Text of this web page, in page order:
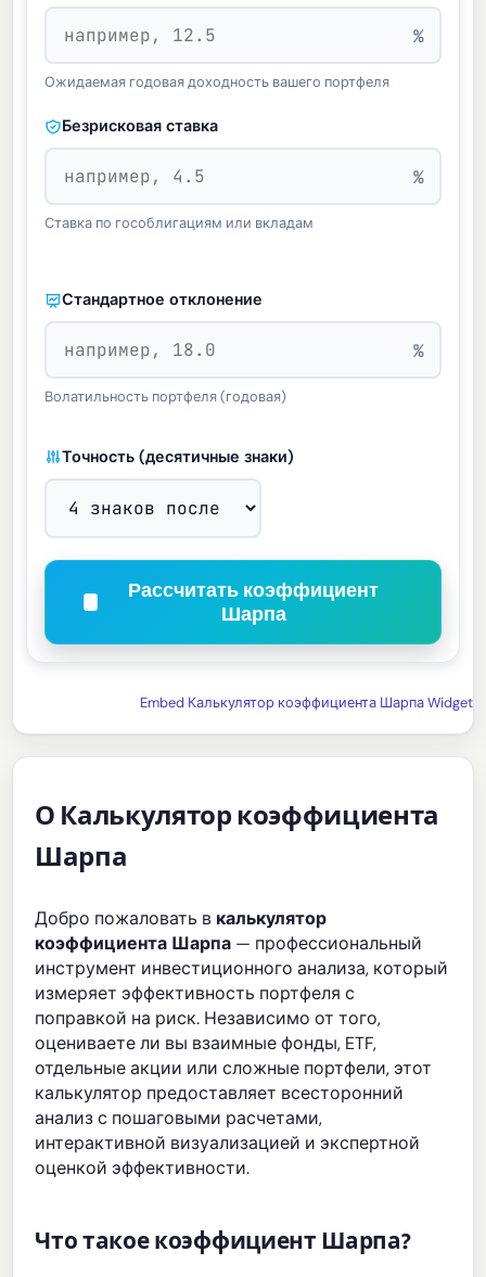
%
Ожидаемая годовая доходность вашего портфеля
Безрисковая ставка
%
Ставка по гособлигациям или вкладам
Стандартное отклонение
%
Волатильность портфеля (годовая)
Точность (десятичные знаки)
Рассчитать коэффициент
Шарпа
Embed Калькулятор коэффициента Шарпа Widget
О Калькулятор коэффициента
Шарпа
Добро пожаловать в калькулятор
коэффициента Шарпа — профессиональный
инструмент инвестиционного анализа, который
измеряет эффективность портфеля с
поправкой на риск. Независимо от того,
оцениваете ли вы взаимные фонды, ETF,
отдельные акции или сложные портфели, этот
калькулятор предоставляет всесторонний
анализ с пошаговыми расчетами,
интерактивной визуализацией и экспертной
оценкой эффективности.
Что такое коэффициент Шарпа?